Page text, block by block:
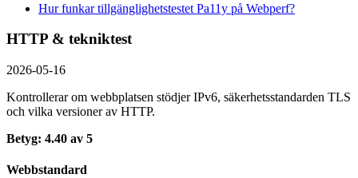
Hur funkar tillgänglighetstestet Pa11y på Webperf?
HTTP & tekniktest
2026-05-16
Kontrollerar om webbplatsen stödjer IPv6, säkerhets­standarden TLS
och vilka versioner av HTTP.
Betyg: 4.40 av 5
Webbstandard